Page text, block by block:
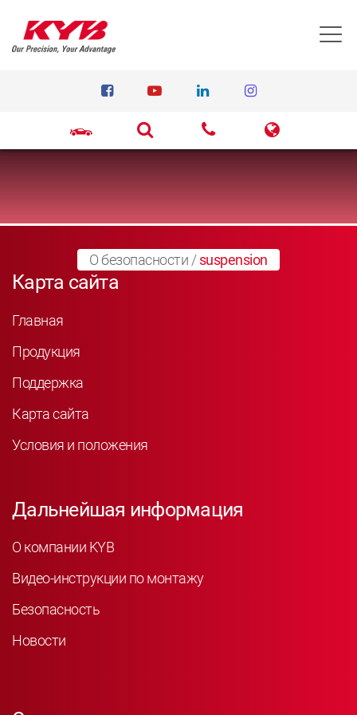
О безопасности /suspension
Карта сайта
Главная
Продукция
Поддержка
Карта сайта
Условия и положения
Дальнейшая информация
О компании KYB
Видео-инструкции по монтажу
Безопасность
Новости